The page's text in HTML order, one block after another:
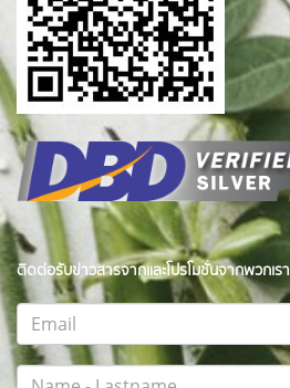
ติดต่อรับข่าวสารจากและโปรโมชั่นจากพวกเรา